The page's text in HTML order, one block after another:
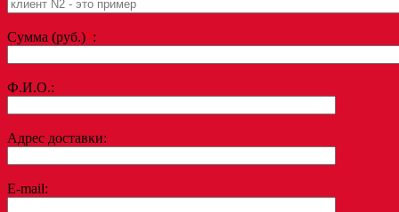
Сумма (руб.)*:
Ф.И.О.:
Адрес доставки:
E-mail: